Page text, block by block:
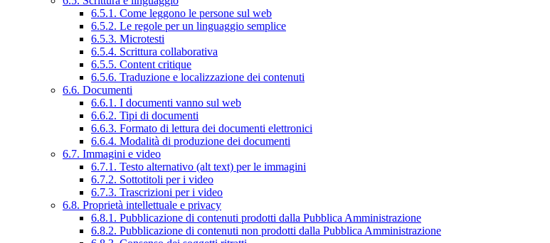
6.5.1. Come leggono le persone sul web
6.5.2. Le regole per un linguaggio semplice
6.5.3. Microtesti
6.5.4. Scrittura collaborativa
6.5.5. Content critique
6.5.6. Traduzione e localizzazione dei contenuti
6.6. Documenti
6.6.1. I documenti vanno sul web
6.6.2. Tipi di documenti
6.6.3. Formato di lettura dei documenti elettronici
6.6.4. Modalità di produzione dei documenti
6.7. Immagini e video
6.7.1. Testo alternativo (alt text) per le immagini
6.7.2. Sottotitoli per i video
6.7.3. Trascrizioni per i video
6.8. Proprietà intellettuale e privacy
6.8.1. Pubblicazione di contenuti prodotti dalla Pubblica Amministrazione
6.8.2. Pubblicazione di contenuti non prodotti dalla Pubblica Amministrazione